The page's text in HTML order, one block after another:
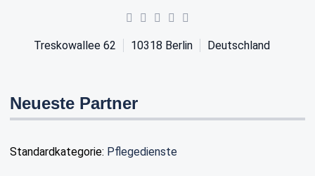
Treskowallee 62 10318 Berlin Deutschland
Neueste Partner
Standardkategorie: Pflegedienste